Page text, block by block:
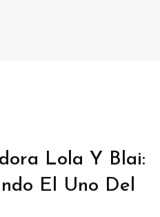
Lola Y Blai:
El Uno Del